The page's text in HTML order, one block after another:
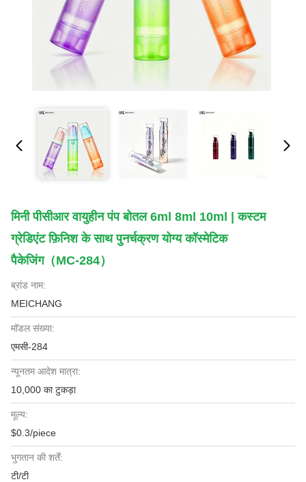
मिनी पीसीआर वायुहीन पंप बोतल 6ml 8ml 10ml | कस्टम
ग्रेडिएंट फ़िनिश के साथ पुनर्चक्रण योग्य कॉस्मेटिक
पैकेजिंग（MC-284）
ब्रांड नाम:
MEICHANG
मॉडल संख्या:
एमसी-284
न्यूनतम आदेश मात्रा:
10,000 का टुकड़ा
मूल्य:
$0.3/piece
भुगतान की शर्तें:
टी/टी